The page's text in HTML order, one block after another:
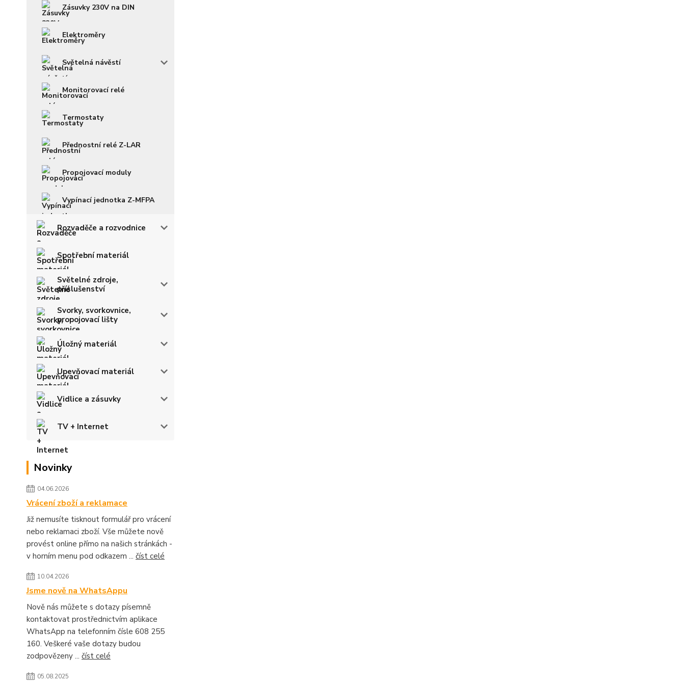
Zásuvky 230V na DIN
Elektroměry
Světelná návěstí
Monitorovací relé
Termostaty
Přednostní relé Z-LAR
Propojovací moduly
Vypínací jednotka Z-MFPA
Rozvaděče a rozvodnice
Spotřební materiál
Světelné zdroje,
příslušenství
Svorky, svorkovnice,
propojovací lišty
Úložný materiál
Upevňovací materiál
Vidlice a zásuvky
TV + Internet
Novinky
04.06.2026
Vrácení zboží a reklamace
Již nemusíte tisknout formulář pro vrácení
nebo reklamaci zboží. Vše můžete nově
provést online přímo na našich stránkách -
v horním menu pod odkazem ... číst celé
10.04.2026
Jsme nově na WhatsAppu
Nově nás můžete s dotazy písemně
kontaktovat prostřednictvím aplikace
WhatsApp na telefonním čísle 608 255
160. Veškeré vaše dotazy budou
zodpovězeny ... číst celé
05.08.2025